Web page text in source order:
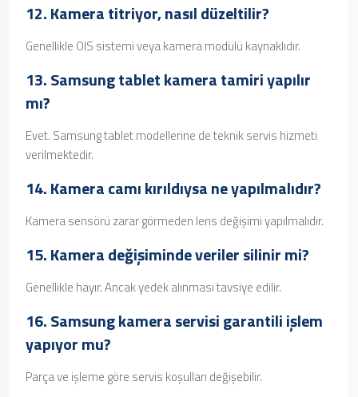
12. Kamera titriyor, nasıl düzeltilir?
Genellikle OIS sistemi veya kamera modülü kaynaklıdır.
13. Samsung tablet kamera tamiri yapılır
mı?
Evet. Samsung tablet modellerine de teknik servis hizmeti
verilmektedir.
14. Kamera camı kırıldıysa ne yapılmalıdır?
Kamera sensörü zarar görmeden lens değişimi yapılmalıdır.
15. Kamera değişiminde veriler silinir mi?
Genellikle hayır. Ancak yedek alınması tavsiye edilir.
16.Samsung kamera servisigarantili işlem
yapıyor mu?
Parça ve işleme göre servis koşulları değişebilir.